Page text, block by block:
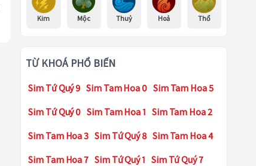
Kim Mộc Thuỷ Hoả Thổ
TỪ KHOÁ PHỔ BIẾN
Sim Tứ Quý 9 Sim Tam Hoa 0 Sim Tam Hoa 5
Sim Tứ Quý 0 Sim Tam Hoa 1 Sim Tam Hoa 2
Sim Tam Hoa 3 Sim Tứ Quý 8 Sim Tam Hoa 4
Sim Tam Hoa 7 Sim Tứ Quý 1 Sim Tứ Quý 7